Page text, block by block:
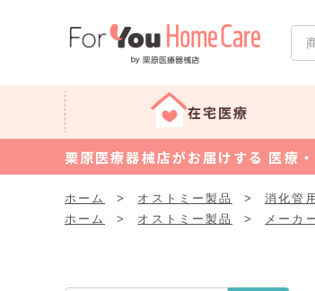
在宅医療
栗原医療器械店がお届けする 医療
ホーム > オストミー製品 > 消化管
ホーム
> オストミー製品 > メーカ